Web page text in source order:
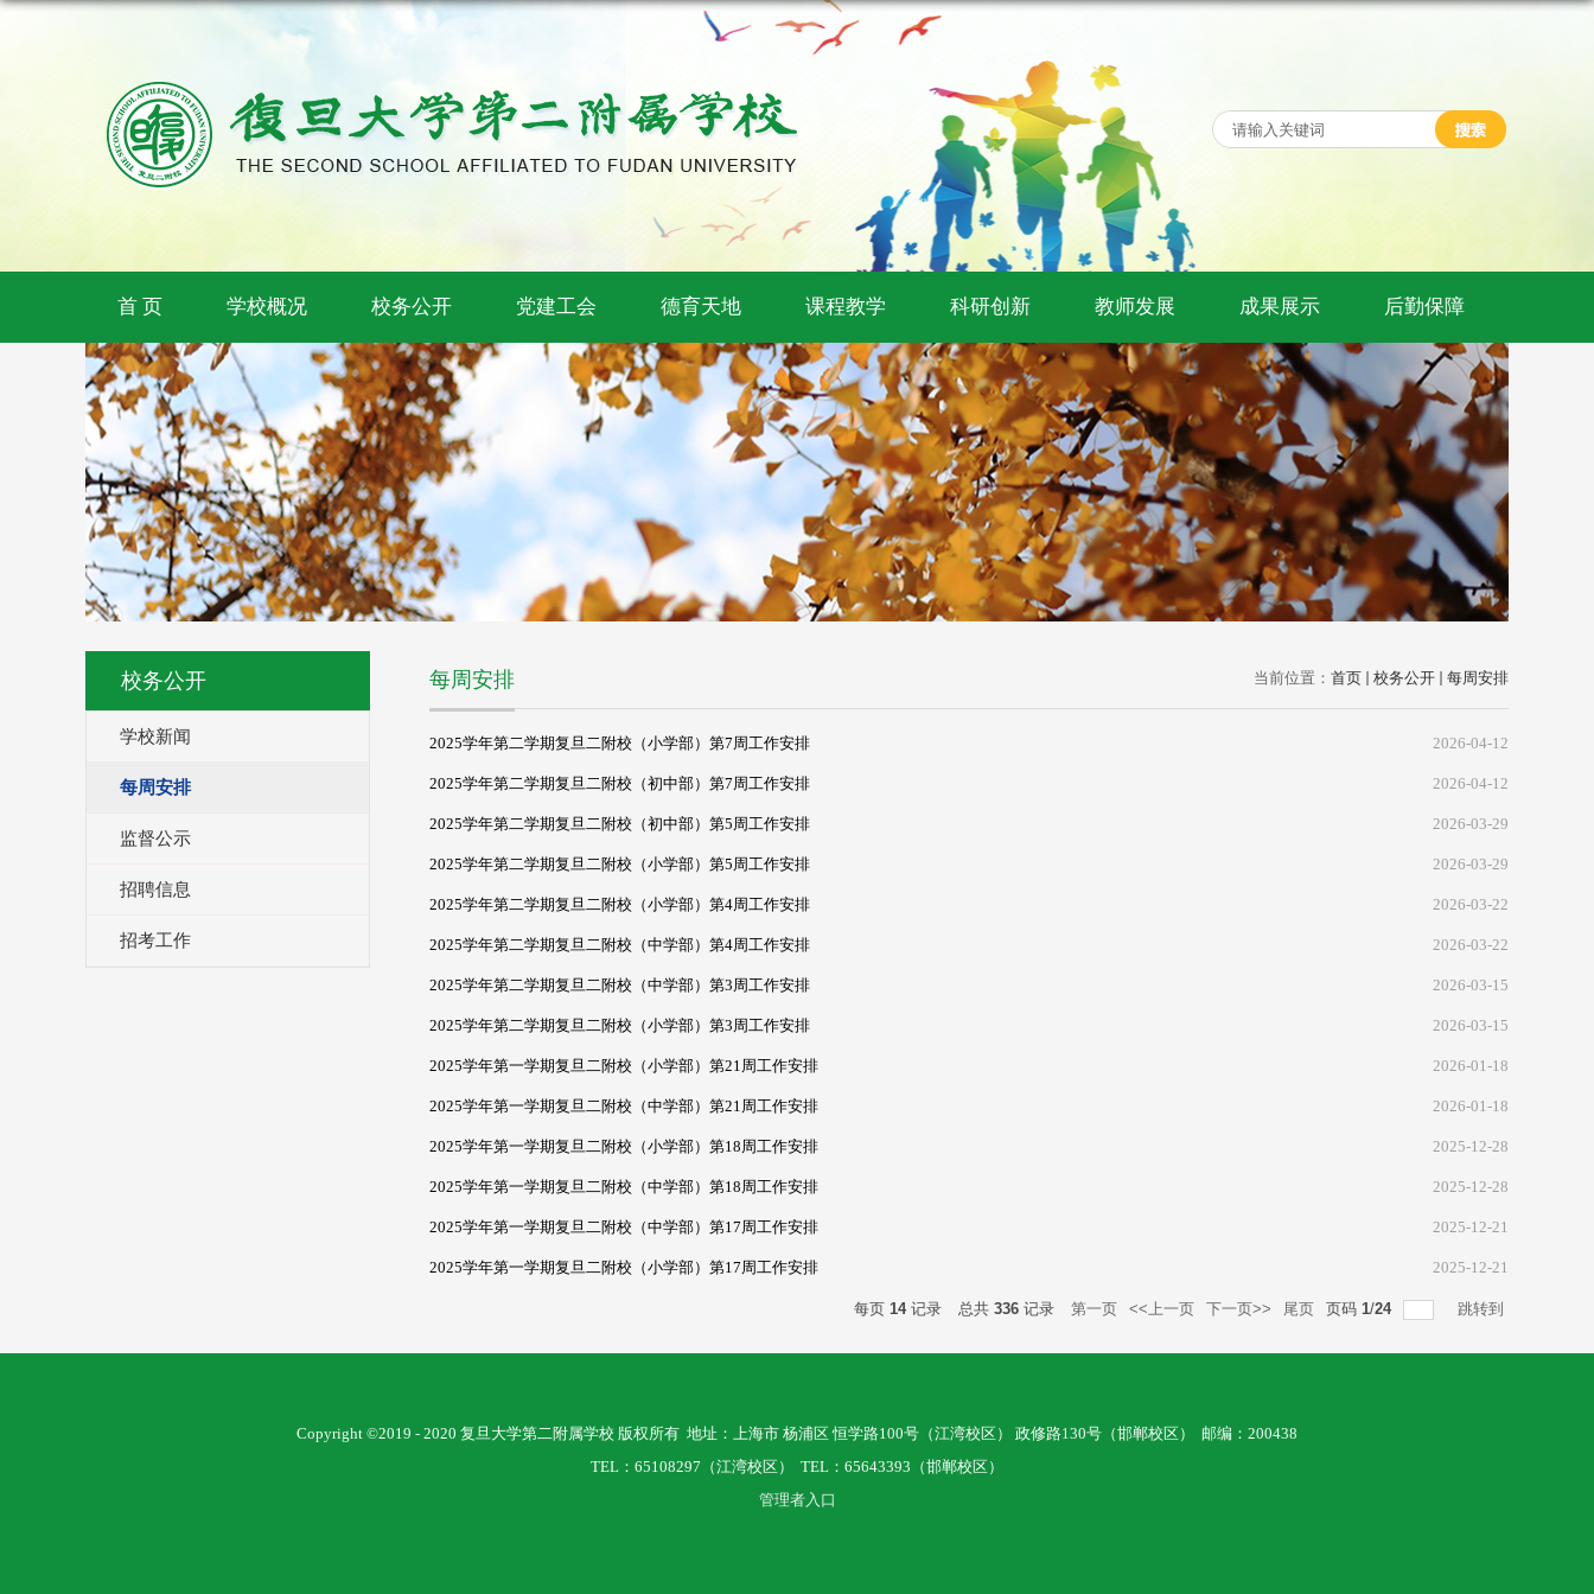
首 页 学校概况 校务公开 党建工会 德育天地 课程教学 科研创新 教师发展 成果展示 后勤保障
校务公开
学校新闻
每周安排
监督公示
招聘信息
招考工作
当前位置： 首页 校务公开 每周安排
每周安排
2025学年第二学期复旦二附校（小学部）第7周工作安排 2026-04-12
2025学年第二学期复旦二附校（初中部）第7周工作安排 2026-04-12
2025学年第二学期复旦二附校（初中部）第5周工作安排 2026-03-29
2025学年第二学期复旦二附校（小学部）第5周工作安排 2026-03-29
2025学年第二学期复旦二附校（小学部）第4周工作安排 2026-03-22
2025学年第二学期复旦二附校（中学部）第4周工作安排 2026-03-22
2025学年第二学期复旦二附校（中学部）第3周工作安排 2026-03-15
2025学年第二学期复旦二附校（小学部）第3周工作安排 2026-03-15
2025学年第一学期复旦二附校（小学部）第21周工作安排 2026-01-18
2025学年第一学期复旦二附校（中学部）第21周工作安排 2026-01-18
2025学年第一学期复旦二附校（小学部）第18周工作安排 2025-12-28
2025学年第一学期复旦二附校（中学部）第18周工作安排 2025-12-28
2025学年第一学期复旦二附校（中学部）第17周工作安排 2025-12-21
2025学年第一学期复旦二附校（小学部）第17周工作安排 2025-12-21
每页 14记录 总共 336 记录 第一页 <<上一页 下一页>> 尾页 页码 1/24 跳转到
Copyright ©2019 - 2020 复旦大学第二附属学校 版权所有 地址：上海市 杨浦区 恒学路100号（江湾校区） 政修路130号（邯郸校区）
邮编：200438
TEL：65108297（江湾校区）
TEL：65643393（邯郸校区）
管理者入口